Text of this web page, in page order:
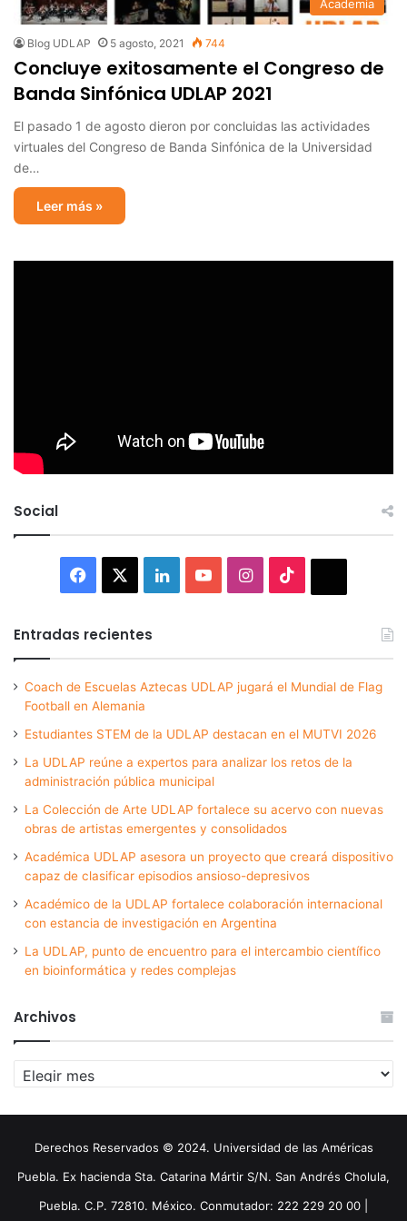
Academia
Blog UDLAP 5 agosto, 2021 744
Concluye exitosamente el Congreso de
Banda Sinfónica UDLAP 2021
El pasado 1 de agosto dieron por concluidas las actividades
virtuales del Congreso de Banda Sinfónica de la Universidad
de…
Leer más »
Social
Facebook LinkedInYouTubeInstagram
Entradas recientes
Coach de Escuelas Aztecas UDLAP jugará el Mundial de Flag
Football en Alemania
Estudiantes STEM de la UDLAP destacan en el MUTVI 2026
La UDLAP reúne a expertos para analizar los retos de la
administración pública municipal
La Colección de Arte UDLAP fortalece su acervo con nuevas
obras de artistas emergentes y consolidados
Académica UDLAP asesora un proyecto que creará dispositivo
capaz de clasificar episodios ansioso-depresivos
Académico de la UDLAP fortalece colaboración internacional
con estancia de investigación en Argentina
La UDLAP, punto de encuentro para el intercambio científico
en bioinformática y redes complejas
Archivos
Archivos
Derechos Reservados © 2024. Universidad de las Américas
Puebla. Ex hacienda Sta. Catarina Mártir S/N. San Andrés Cholula,
Puebla. C.P. 72810. México. Conmutador: 222 229 20 00 |